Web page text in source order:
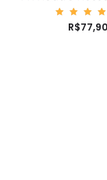
ão
R$77,90